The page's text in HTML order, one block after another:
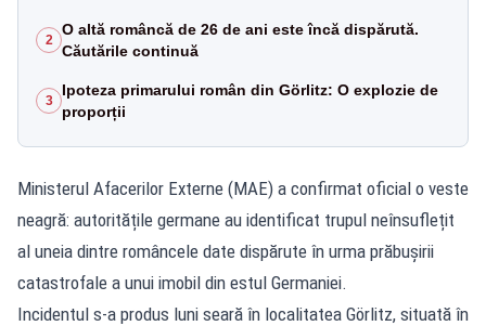
2
O altă româncă de 26 de ani este încă dispărută.
Căutările continuă
3
Ipoteza primarului român din Görlitz: O explozie de
proporții
Ministerul Afacerilor Externe (MAE) a confirmat oficial o veste
neagră: autoritățile germane au identificat trupul neînsuflețit
al uneia dintre româncele date dispărute în urma prăbușirii
catastrofale a unui imobil din estul Germaniei.
Incidentul s-a produs luni seară în localitatea Görlitz, situată în